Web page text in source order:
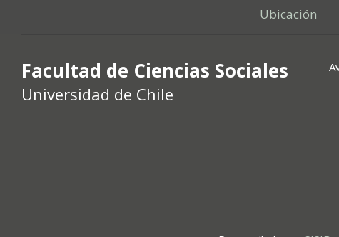
Ubicación
Facultad de Ciencias Sociales
Universidad de Chile